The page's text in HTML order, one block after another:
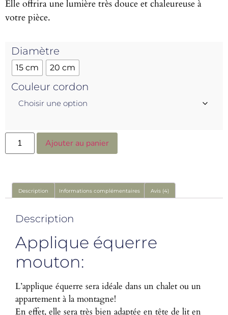
Elle offrira une lumière très douce et chaleureuse à
votre pièce.
Diamètre
15 cm 20 cm
Couleur cordon
Ajouter au panier
Description Informations complémentaires Avis (4)
Description
Applique équerre
mouton:
L’applique équerre sera idéale dans un chalet ou un
appartement à la montagne!
En effet, elle sera très bien adaptée en tête de lit en